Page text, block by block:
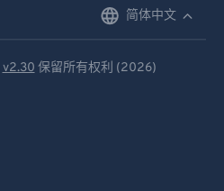
简体中文
v2.30 保留所有权利 (2026)